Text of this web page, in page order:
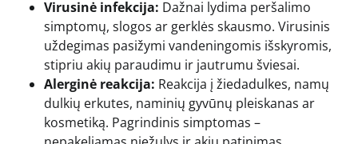
Virusinė infekcija: Dažnai lydima peršalimo
simptomų, slogos ar gerklės skausmo. Virusinis
uždegimas pasižymi vandeningomis išskyromis,
stipriu akių paraudimu ir jautrumu šviesai.
Alerginė reakcija: Reakcija į žiedadulkes, namų
dulkių erkutes, naminių gyvūnų pleiskanas ar
kosmetiką. Pagrindinis simptomas –